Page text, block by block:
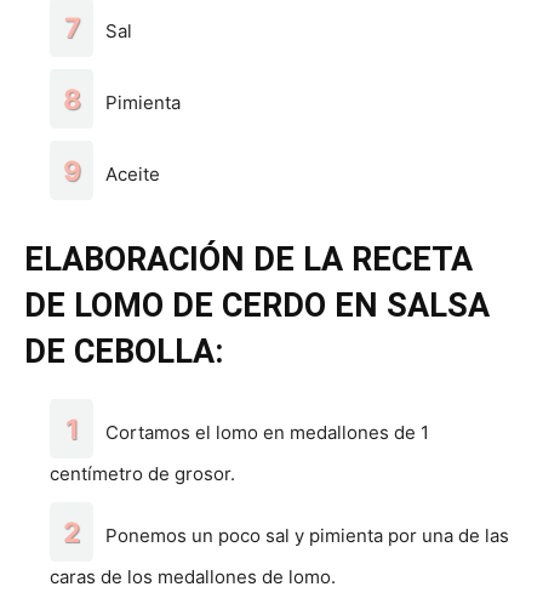
Sal
Pimienta
Aceite
ELABORACIÓN DE LA RECETA
DE LOMO DE CERDO EN SALSA
DE CEBOLLA:
Cortamos el lomo en medallones de 1
centímetro de grosor.
Ponemos un poco sal y pimienta por una de las
caras de los medallones de lomo.